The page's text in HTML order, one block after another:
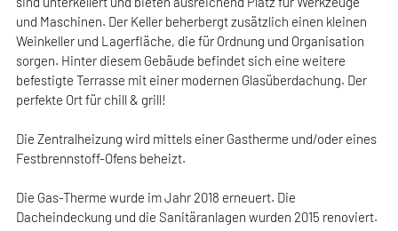
und Maschinen. Der Keller beherbergt zusätzlich einen kleinen
Weinkeller und Lagerfläche, die für Ordnung und Organisation
sorgen. Hinter diesem Gebäude befindet sich eine weitere
befestigte Terrasse mit einer modernen Glasüberdachung. Der
perfekte Ort für chill & grill!
Die Zentralheizung wird mittels einer Gastherme und/oder eines
Festbrennstoff-Ofens beheizt.
Die Gas-Therme wurde im Jahr 2018 erneuert. Die
Dacheindeckung und die Sanitäranlagen wurden 2015 renoviert.